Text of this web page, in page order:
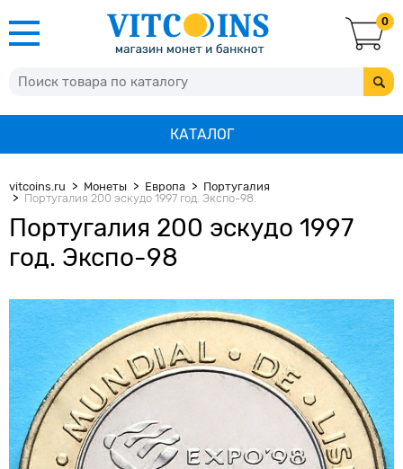
0
КАТАЛОГ
vitcoins.ru Монеты Европа
Португалия
Португалия 200 эскудо 1997 год. Экспо-98.
Португалия 200 эскудо 1997
год. Экспо-98